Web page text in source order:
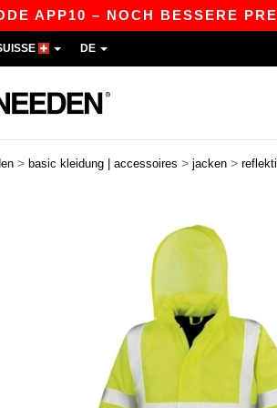
– NOCH BESSERE PREISE
DE
> basic kleidung | accessoires > jacken >